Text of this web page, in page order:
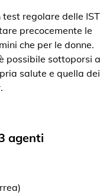
test regolare delle IST
precocemente le
che per le donne.
possibile sottoporsi a
salute e quella dei
agenti